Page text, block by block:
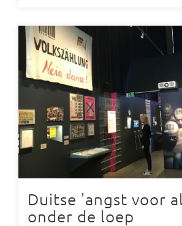
Duitse 'angst voor
onder de loep